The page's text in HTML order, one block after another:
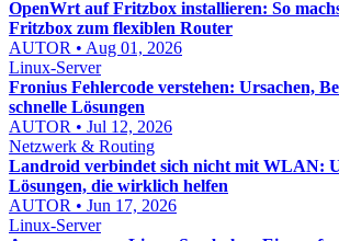
OpenWrt auf Fritzbox installieren: So
Fritzbox zum flexiblen Router
AUTOR • Aug 01, 2026
Linux-Server
Fronius Fehlercode verstehen: Ursachen,
schnelle Lösungen
AUTOR • Jul 12, 2026
Netzwerk & Routing
Landroid verbindet sich nicht mit WLAN:
Lösungen, die wirklich helfen
AUTOR • Jun 17, 2026
Linux-Server